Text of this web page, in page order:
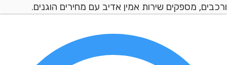
מספקים שירות אמין אדיב עם מחירים הוגנים.